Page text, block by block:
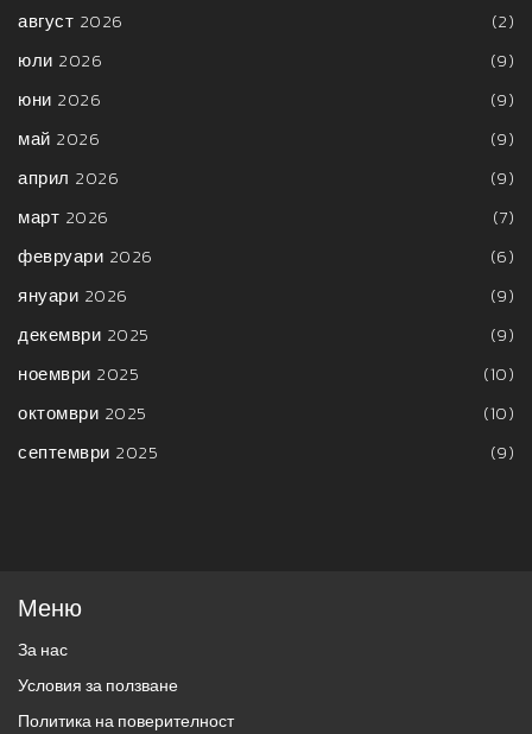
август 2026
(2)
юли 2026
(9)
юни 2026
(9)
май 2026
(9)
април 2026
(9)
март 2026
(7)
февруари 2026
(6)
януари 2026
(9)
декември 2025
(9)
ноември 2025
(10)
октомври 2025
(10)
септември 2025
(9)
Меню
За нас
Условия за ползване
Политика на поверителност